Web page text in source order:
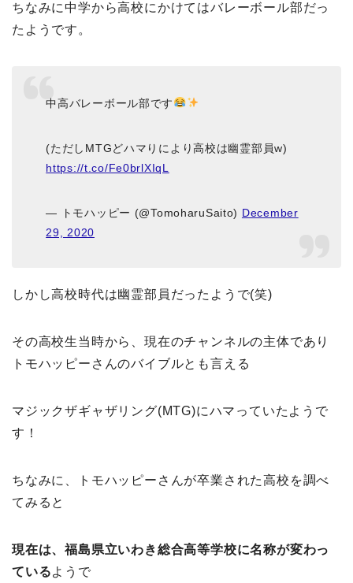
ちなみに中学から高校にかけてはバレーボール部だっ
たようです。
中高バレーボール部です
(ただしMTGどハマりにより高校は幽霊部員w)
https://t.co/Fe0brlXIqL
— トモハッピー (@TomoharuSaito) December
29, 2020
しかし高校時代は幽霊部員だったようで(笑)
その高校生当時から、現在のチャンネルの主体であり
トモハッピーさんのバイブルとも言える
マジックザギャザリング(MTG)にハマっていたようで
す！
ちなみに、トモハッピーさんが卒業された高校を調べ
てみると
現在は、福島県立いわき総合高等学校に名称が変わっ
ているようで